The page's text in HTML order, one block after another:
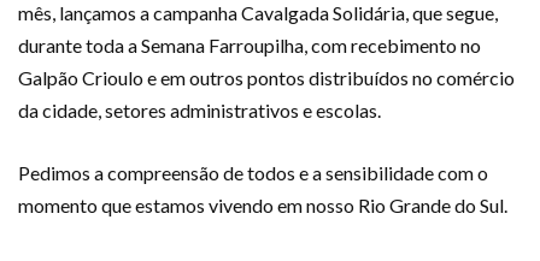
mês, lançamos a campanha Cavalgada Solidária, que segue,
durante toda a Semana Farroupilha, com recebimento no
Galpão Crioulo e em outros pontos distribuídos no comércio
da cidade, setores administrativos e escolas.
Pedimos a compreensão de todos e a sensibilidade com o
momento que estamos vivendo em nosso Rio Grande do Sul.